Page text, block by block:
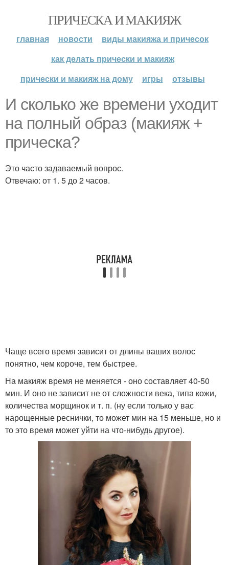
ПРИЧЕСКА И МАКИЯЖ
главная новости
виды макияжа и причесок
как делать прически и макияж
прически и макияж на дому
игры отзывы
И сколько же времени уходит
на полный образ (макияж +
прическа?
Это часто задаваемый вопрос.
Отвечаю: от 1. 5 до 2 часов.
Чаще всего время зависит от длины ваших волос
понятно, чем короче, тем быстрее.
На макияж время не меняется - оно составляет 40-50
мин. И оно не зависит не от сложности века, типа кожи,
количества морщинок и т. п. (ну если только у вас
нарощенные реснички, то может мин на 15 меньше, но и
то это время может уйти на что-нибудь другое).